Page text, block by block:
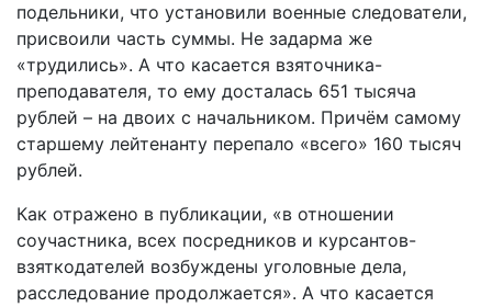
подельники, что установили военные следователи,
присвоили часть суммы. Не задарма же
«трудились». А что касается взяточника-
преподавателя, то ему досталась 651 тысяча
рублей – на двоих с начальником. Причём самому
старшему лейтенанту перепало «всего» 160 тысяч
рублей.
Как отражено в публикации, «в отношении
соучастника, всех посредников и курсантов-
взяткодателей возбуждены уголовные дела,
расследование продолжается». А что касается